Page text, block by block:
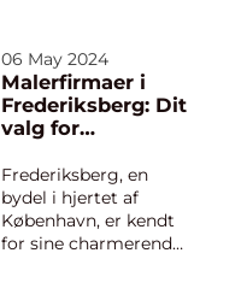
naturlige træk. Her
kommer skinbooster-
behandlinger ind i
billedet. I Hillerød er
stor blandt både
mænd og kvinder, der
øn...
06 May 2024
Malerfirmaer i
Frederiksberg: Dit
valg for
ejde
Frederiksberg, en
bydel i hjertet af
København, er kendt
for sine charmerende